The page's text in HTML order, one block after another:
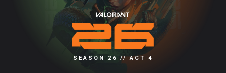
SEASON 26 // ACT 4